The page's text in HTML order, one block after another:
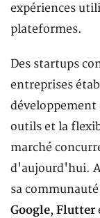
expériences
plateformes.
Des startups
entreprises
outils et la
marché
d'aujourd'hui.
sa
Google, Flutter